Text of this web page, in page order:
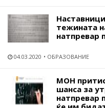
тежината
натпревар
04.03.2020 ОБРАЗОВАНИЕ
МОН
шанса за
натпревар